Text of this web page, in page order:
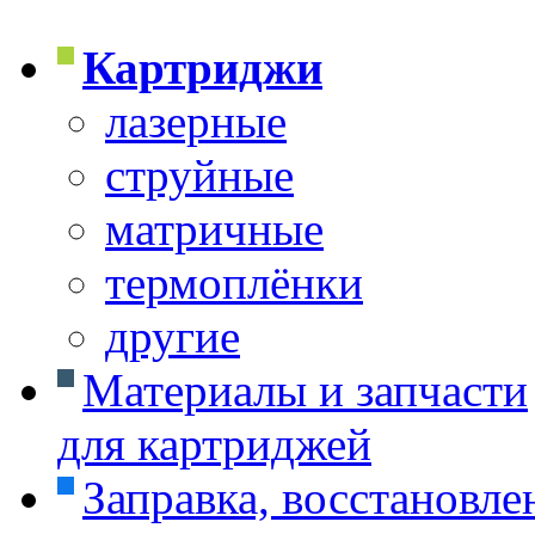
Картриджи
лазерные
струйные
матричные
термоплёнки
другие
Материалы и запчасти
для картриджей
Заправка,